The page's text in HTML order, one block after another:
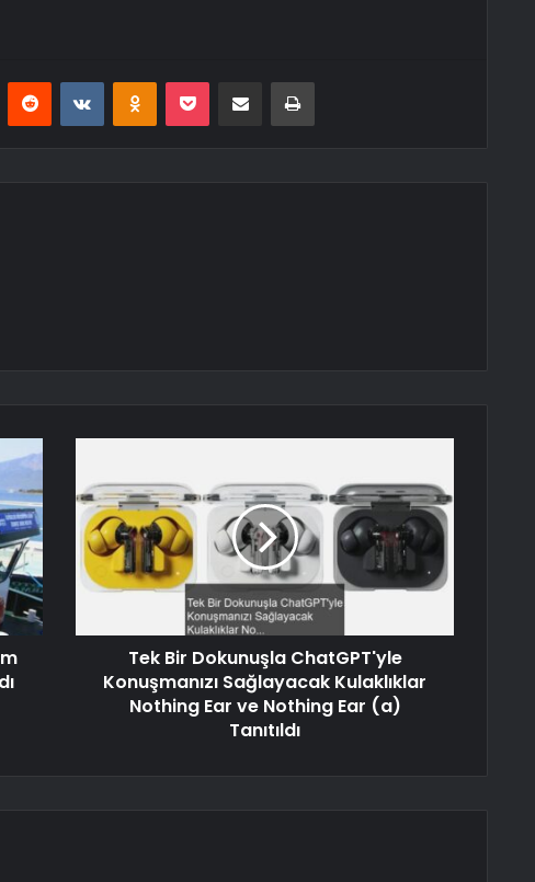
Reddit VKontakteOdnoklassniki
Pocket E-Posta ile paylaş Yazdır
Tek Bir Dokunuşla ChatGPT'yle
Konuşmanızı Sağlayacak Kulaklıklar
Nothing Ear ve Nothing Ear (a)
Tanıtıldı